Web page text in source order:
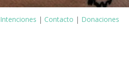
Intenciones | Contacto | Donaciones